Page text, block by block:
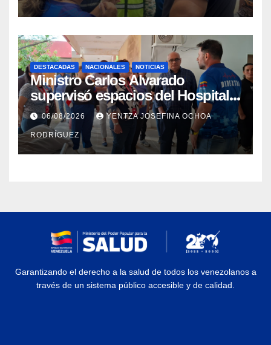
DESTACADAS NACIONALES NOTICIAS
Ministro Carlos Alvarado
supervisó espacios del Hospital
Dermatológico Dr. Martín Vegas
en La Guaira
06/08/2026 YENTZA JOSEFINA OCHOA
RODRÍGUEZ
Garantizando el derecho a la salud de todos los venezolanos a
través de un sistema público accesible y de calidad.